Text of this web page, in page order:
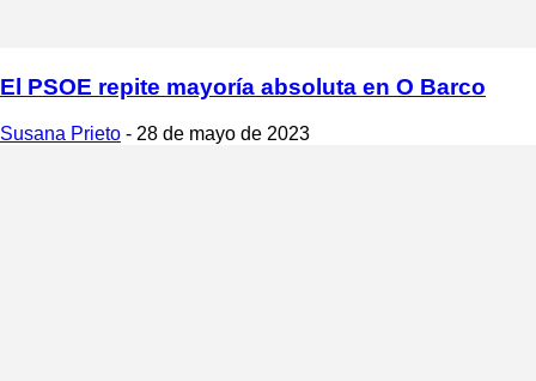
El PSOE repite mayoría absoluta en O Barco
Susana Prieto - 28 de mayo de 2023